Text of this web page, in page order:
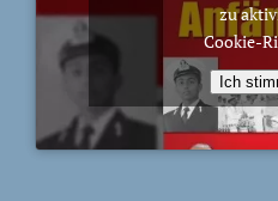
zu
Cookie-
Ich